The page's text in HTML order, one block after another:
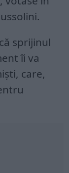
sprijinul
îi va
care,